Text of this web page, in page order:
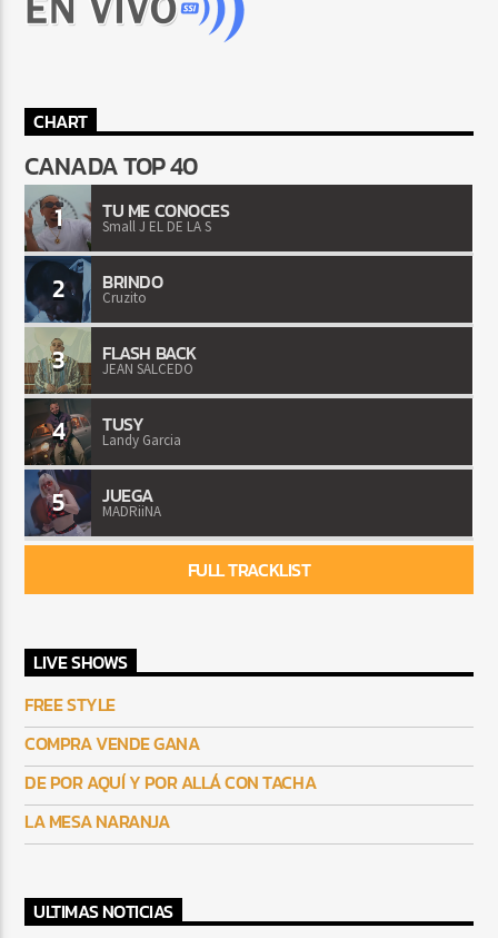
CHART
CANADA TOP 40
1 TU ME CONOCES
Small J EL DE LA S
2 BRINDO
Cruzito
3 FLASH BACK
JEAN SALCEDO
4 TUSY
Landy Garcia
5 JUEGA
MADRiiNA
FULL TRACKLIST
LIVE SHOWS
FREE STYLE
COMPRA VENDE GANA
DE POR AQUÍ Y POR ALLÁ CON TACHA
LA MESA NARANJA
ULTIMAS NOTICIAS